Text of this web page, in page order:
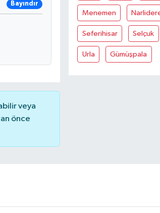
Bayındır
veya
önce
Menemen
Seferihisar Selçuk
Urla Gümüşpala